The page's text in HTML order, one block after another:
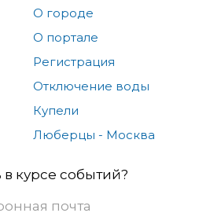
О городе
О портале
Регистрация
Отключение воды
Купели
Люберцы - Москва
в курсе событий?